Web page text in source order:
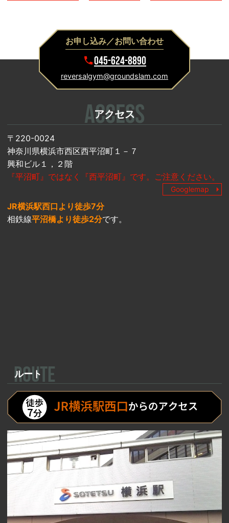
お申し込み／お問い合わせ
045-624-8890
reversalgym@groundslam.com
ACCESS
アクセス
〒220-0024
神奈川県横浜市西区西平沼町１－７
興和ビル１，２階
『平沼町』ではなく『西平沼町』です。ご注意ください。
Googlemap
JR横浜駅西口より徒歩7分
相鉄線平沼橋より徒歩2分です。
ROUTE
ルート